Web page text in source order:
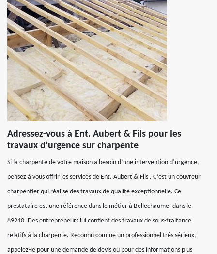
Adressez-vous à Ent. Aubert & Fils pour les
travaux d’urgence sur charpente
Si la charpente de votre maison a besoin d’une intervention d’urgence,
pensez à vous offrir les services de Ent. Aubert & Fils . C’est un couvreur
charpentier qui réalise des travaux de qualité exceptionnelle. Ce
prestataire est une référence dans le métier à Bellechaume, dans le
89210. Des entrepreneurs lui confient des travaux de sous-traitance
relatifs à la charpente. Reconnu comme un professionnel très sérieux,
appelez-le pour une demande de devis ou pour des informations plus